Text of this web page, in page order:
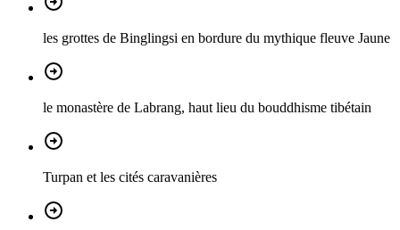
les grottes de Binglingsi en bordure du mythique fleuve Jaune
le monastère de Labrang, haut lieu du bouddhisme tibétain
Turpan et les cités caravanières